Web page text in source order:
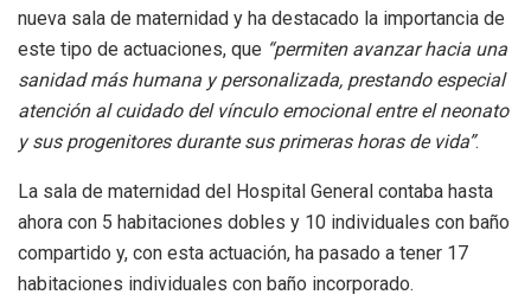
nueva sala de maternidad y ha destacado la importancia de
este tipo de actuaciones, que “permiten avanzar hacia una
sanidad más humana y personalizada, prestando especial
atención al cuidado del vínculo emocional entre el neonato
y sus progenitores durante sus primeras horas de vida”.
La sala de maternidad del Hospital General contaba hasta
ahora con 5 habitaciones dobles y 10 individuales con baño
compartido y, con esta actuación, ha pasado a tener 17
habitaciones individuales con baño incorporado.